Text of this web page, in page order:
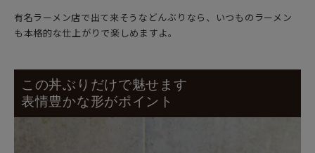
有名ラーメン店で出て来そうなどんぶりなら、いつものラーメン
も本格的な仕上がりで楽しめますよ。
この丼ぶりだけで魅せます
表情豊かな形がポイント